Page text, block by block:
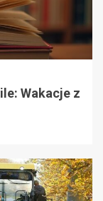
Wakacje z